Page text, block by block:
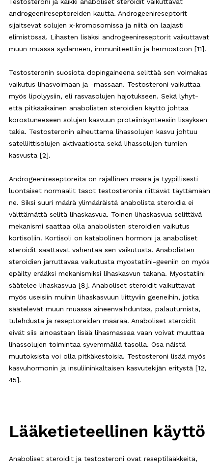
androgeenireseptoreiden kautta. Androgeenireseptorit
sijaitsevat solujen x-kromosomissa ja niitä on laajasti
elimistössä. Lihasten lisäksi androgeenireseptorit vaikuttavat
muun muassa sydämeen, immuniteettiin ja hermostoon [11].
Testosteronin suosiota dopingaineena selittää sen voimakas
vaikutus lihasvoimaan ja -massaan. Testosteroni vaikuttaa
myös lipolyysiin, eli rasvasolujen hajotukseen. Sekä lyhyt-
että pitkäaikainen anabolisten steroidien käyttö johtaa
korostuneeseen solujen kasvuun proteiinisynteesiin lisäyksen
takia. Testosteronin aiheuttama lihassolujen kasvu johtuu
satelliittisolujen aktivaatiosta sekä lihassolujen tumien
kasvusta [2].
Androgeenireseptoreita on rajallinen määrä ja tyypillisesti
luontaiset normaalit tasot testosteronia riittävät täyttämään
ne. Siksi suuri määrä ylimääräistä anabolista steroidia ei
välttämättä selitä lihaskasvua. Toinen lihaskasvua selittävä
mekanismi saattaa olla anabolisten steroidien vaikutus
kortisoliin. Kortisoli on katabolinen hormoni ja anaboliset
steroidit saattavat vähentää sen vaikutusta. Anabolisten
steroidien jarruttavaa vaikutusta myostatiini-geeniin on myös
epäilty erääksi mekanismiksi lihaskasvun takana. Myostatiini
säätelee lihaskasvua [8]. Anaboliset steroidit vaikuttavat
myös useisiin muihin lihaskasvuun liittyviin geeneihin, jotka
säätelevät muun muassa aineenvaihduntaa, palautumista,
tulehdusta ja reseptoreiden määrää. Anaboliset steroidit
eivät siis ainoastaan lisää lihasmassaa vaan voivat muuttaa
lihassolujen toimintaa syvemmällä tasolla. Osa näistä
muutoksista voi olla pitkäkestoisia. Testosteroni lisää myös
kasvuhormonin ja insuliininkaltaisen kasvutekijän eritystä [12,
45].
Lääketieteellinen käyttö
Anaboliset steroidit ja testosteroni ovat reseptilääkkeitä,